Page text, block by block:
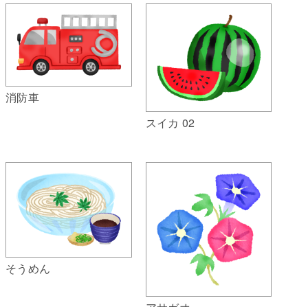
消防車
スイカ 02
そうめん